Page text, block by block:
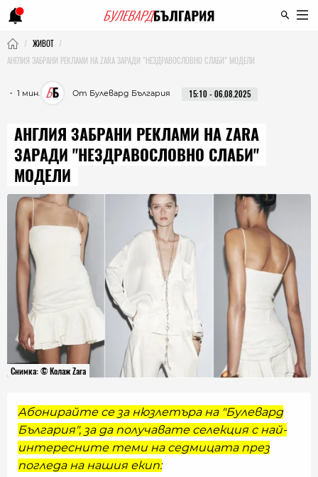
ЖИВОТ
АНГЛИЯ ЗАБРАНИ РЕКЛАМИ НА ZARA ЗАРАДИ "НЕЗДРАВОСЛОВНО СЛАБИ" МОДЕЛИ
・ 1 мин. От Булевард България 15:10 - 06.08.2025
АНГЛИЯ ЗАБРАНИ РЕКЛАМИ НА ZARA
ЗАРАДИ "НЕЗДРАВОСЛОВНО СЛАБИ"
МОДЕЛИ
Снимка: © Колаж Zara
Абонирайте се за нюзлетъра на "Булевард
България", за да получавате селекция с най-
интересните теми на седмицата през
погледа на нашия екип: